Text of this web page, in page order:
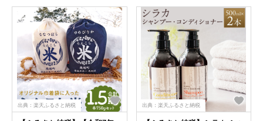
予定】
出典：楽天ふるさと納税 出典：楽天ふるさと納税